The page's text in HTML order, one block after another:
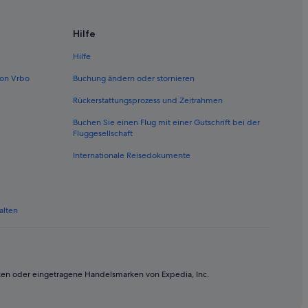
Pürgg
Vrbo
Hilfe
Hilfe
Buchung ändern oder stornieren
Rückerstattungsprozess und Zeitrahmen
Buchen Sie einen Flug mit einer Gutschrift bei der
Fluggesellschaft
Internationale Reisedokumente
oder eingetragene Handelsmarken von Expedia, Inc.